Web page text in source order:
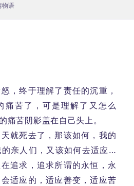
物语
，终于理解了责任的沉重，
痛苦了，可是理解了又怎么
痛苦阴影盖在自己头上。
就死去了，那该如何，我的
亲人们，又该如何去适应…
追求，追求所谓的永恒，永
适应的，适应善变，适应苦